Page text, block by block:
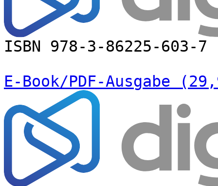
ISBN 978-3-86225-603-7
E-Book/PDF-Ausgabe